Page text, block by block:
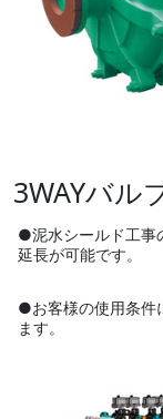
3WAYバル
●泥水シールド工事
延長が可能です。
●お客様の使用条件
ます。